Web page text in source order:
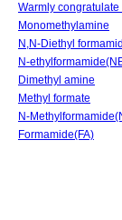
Warmly
Monomethylamine
N,N-Diethyl
N-
Dimethyl amine
Methyl formate
N-
Formamide(FA)